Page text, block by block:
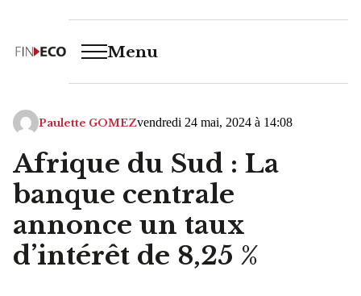
Menu
Paulette GOMEZvendredi 24 mai, 2024 à 14:08
Afrique du Sud : La
banque centrale
annonce un taux
d’intérêt de 8,25 %